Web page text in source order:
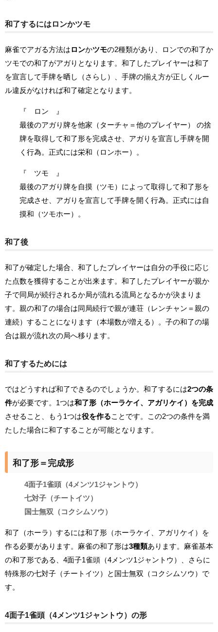
和了するにはロンかツモ
麻雀でアガる方法はロンかツモの2種類があり、ロンでの和了か
ツモでの和了がアガりとなります。和了したプレイヤーは和了
を宣言して手牌を晒し（さらし）、手牌の揃え方が正しくルー
ル違反がなければ和了確定となります。
『 ロン 』
最後のアガり牌を他家（ターチャ＝他のプレイヤー） の捨
牌を取得して和了形を完成させ、アガりを宣言し手牌を開
く行為。正式には栄和（ロンホー）。
『 ツモ 』
最後のアガり牌を自摸（ツモ）によって取得して和了形を
完成させ、アガりを宣言して手牌を開く行為。正式には自
摸和（ツモホー）。
和了後
和了が確定した場合、和了したプレイヤーは自分の手役に応じ
た点数を獲得することが出来ます。和了したプレイヤーが親か
子で同局が続行されるか局が流れる流局となるかが決まりま
す。親の和了の場合は同局続行で親が連荘（レンチャン＝親の
連続）することになります（本場数が増える）。子の和了の場
合は親が流れ次の局へ移ります。
和了するためには
ではどうすれば和了できるのでしょうか。和了するには2つの条
件が必要です。1つは和了形（ホーラケイ、アガリケイ）を完成
させること、もう1つは役を作ることです。この2つの条件を満
たした場合に和了することが可能となります。
和了形＝完成形
4面子1雀頭（4メンツ1ジャントウ）
七対子（チートイツ）
国士無双（コクシムソウ）
和了（ホーラ）するには和了形（ホーラケイ、アガリケイ）を
作る必要があります。麻雀の和了形は3種類あります。麻雀基本
の和了形である、4面子1雀頭（4メンツ1ジャントウ）、さらに
特殊形の七対子（チートイツ）と国士無双（コクシムソウ）で
す。
4面子1雀頭（4メンツ1ジャントウ）の形